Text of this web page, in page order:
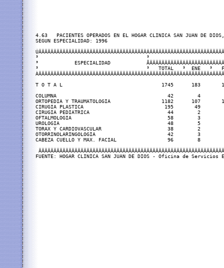
4.63   PACIENTES OPERADOS EN EL HOGAR CLINICA SAN JUAN DE DIOS,
SEGUN ESPECIALIDAD: 1996
³                                    ³
³            ESPECIALIDAD
³                                    ³   TOTAL   ³  ENE   ³   FEB  ³
T O T A L                                 1745      183
COLUMNA                                     42        4
ORTOPEDIA Y TRAUMATOLOGIA                 1182
CIRUGIA PLASTICA                           195       49
CIRUGIA PEDIATRICA                          44
OFTALMOLOGIA                                58
UROLOGIA                                    48        5
TORAX Y CARDIOVASCULAR                      38
OTORRINOLARINGOLOGIA                        42
CABEZA CUELLO Y MAX. FACIAL                 96